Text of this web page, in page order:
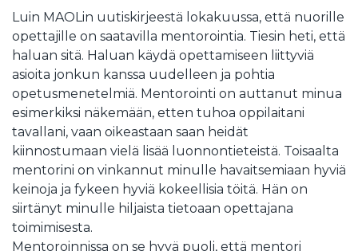
Luin MAOLin uutiskirjeestä lokakuussa, että nuorille
opettajille on saatavilla mentorointia. Tiesin heti, että
haluan sitä. Haluan käydä opettamiseen liittyviä
asioita jonkun kanssa uudelleen ja pohtia
opetusmenetelmiä. Mentorointi on auttanut minua
esimerkiksi näkemään, etten tuhoa oppilaitani
tavallani, vaan oikeastaan saan heidät
kiinnostumaan vielä lisää luonnontieteistä. Toisaalta
mentorini on vinkannut minulle havaitsemiaan hyviä
keinoja ja fykeen hyviä kokeellisia töitä. Hän on
siirtänyt minulle hiljaista tietoaan opettajana
toimimisesta.
Mentoroinnissa on se hyvä puoli, että mentori